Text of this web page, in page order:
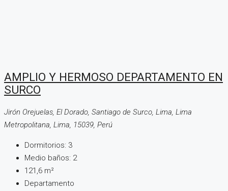
AMPLIO Y HERMOSO DEPARTAMENTO EN
SURCO
Jirón Orejuelas, El Dorado, Santiago de Surco, Lima, Lima
Metropolitana, Lima, 15039, Perú
Dormitorios: 3
Medio baños: 2
121,6 m²
Departamento